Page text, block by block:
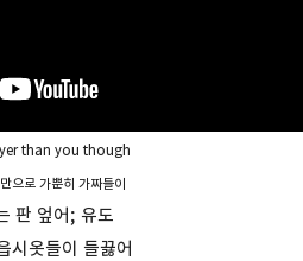
than you though
으로 가뿐히 가짜들이
판 엎어; 유도
시옷들이 들끓어